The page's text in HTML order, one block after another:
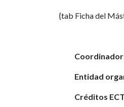
{tab Ficha del
Entidad
Créditos